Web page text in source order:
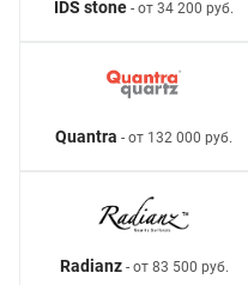
IDS stone - от 34 200 руб.
Quantra - от 132 000 руб.
Radianz- от 83 500 руб.